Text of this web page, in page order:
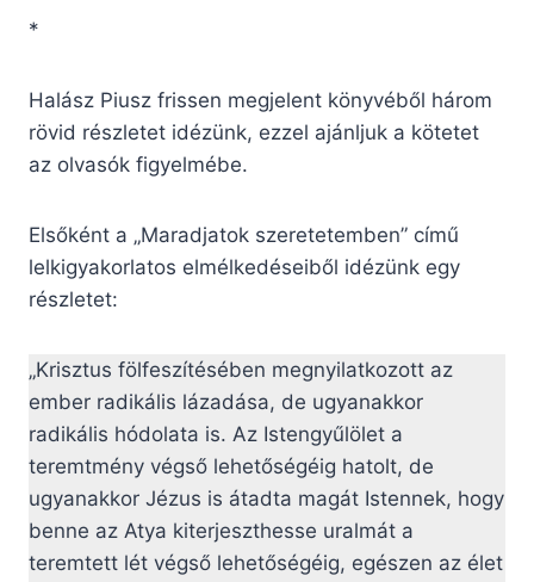
*
Halász Piusz frissen megjelent könyvéből három
rövid részletet idézünk, ezzel ajánljuk a kötetet
az olvasók figyelmébe.
Elsőként a „Maradjatok szeretetemben” című
lelkigyakorlatos elmélkedéseiből idézünk egy
részletet:
„Krisztus fölfeszítésében megnyilatkozott az
ember radikális lázadása, de ugyanakkor
radikális hódolata is. Az Istengyűlölet a
teremtmény végső lehetőségéig hatolt, de
ugyanakkor Jézus is átadta magát Istennek, hogy
benne az Atya kiterjeszthesse uralmát a
teremtett lét végső lehetőségéig, egészen az élet